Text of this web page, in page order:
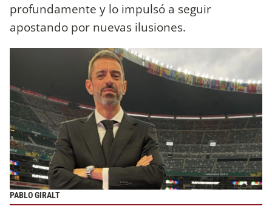
profundamente y lo impulsó a seguir
apostando por nuevas ilusiones.
PABLO GIRALT